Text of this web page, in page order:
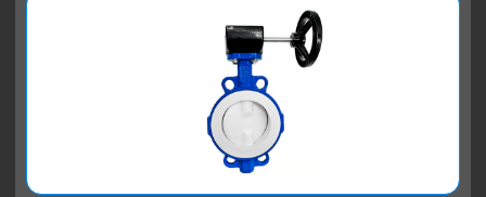
ЗАТВОРЫ ПОВОРОТНЫЕ ДИСКОВЫЕ
ЗАПОРНО-РЕГУЛИРУЮЩИЕ
ТРЕХЭКСЦЕНТРИКОВЫЕ